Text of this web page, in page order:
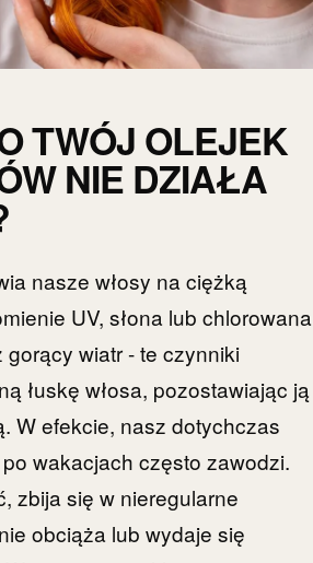
TWÓJ OLEJEK
NIE DZIAŁA
nasze włosy na ciężką
UV, słona lub chlorowana
gorący wiatr - te czynniki
łuskę włosa, pozostawiając ją
W efekcie, nasz dotychczas
wakacjach często zawodzi.
zbija się w nieregularne
obciąża lub wydaje się